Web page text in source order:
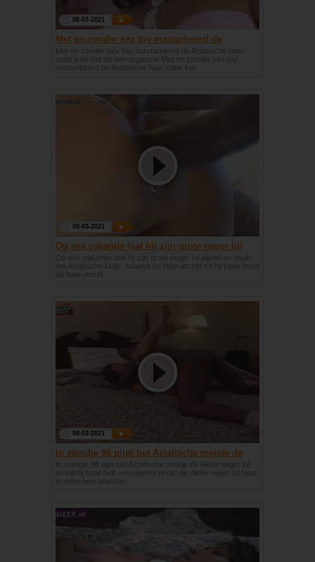
08-03-2021
Met en zonder sex toy masturbeerd de
Aziatische haar natte kut
Met en zonder sex toy, masturbeerd de Aziatische haar
natte kale kut tot een orgasme.Met en zonder sex toy
masturbeerd de Aziatische haar natte kut
08-03-2021
Op sex vakantie laat hij zijn grote neger lul
pijpen en neukt het Aziatische meisje
Op sex vakantie laat hij zijn grote neger lul pijpen en neukt
het Aziatische kutje, waarna ze hem aftrekt tot hij klaar komt
op haar mond.
08-03-2021
In standje 96 pijpt het Aziatische meisje de
dikke neger lul en word geneukt
In standje 96 pijpt het Aziatische meisje de dikke neger lul
terwijl hij haar beft vervolgens neukt de dikke neger lul haar
in meerdere standen.